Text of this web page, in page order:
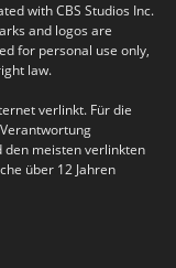
with CBS Studios Inc.
and logos are
for personal use only,
law.
verlinkt. Für die
den meisten verlinkten
über 12 Jahren